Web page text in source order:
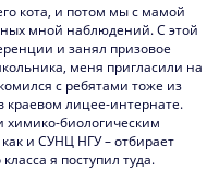
кота, и потом мы с мамой
мной наблюдений. С этой
и занял призовое
меня пригласили на
с ребятами тоже из
краевом лицее-интернате.
химико-биологическим
и СУНЦ НГУ – отбирает
я поступил туда.